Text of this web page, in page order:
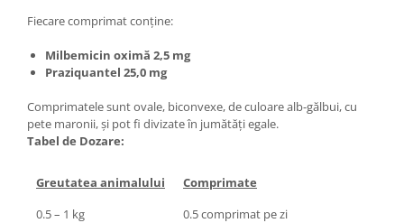
Fiecare comprimat conține:
Milbemicin oximă 2,5 mg
Praziquantel 25,0 mg
Comprimatele sunt ovale, biconvexe, de culoare alb-gălbui, cu
pete maronii, și pot fi divizate în jumătăți egale.
Tabel de Dozare:
Greutatea animalului
Comprimate
0.5 – 1 kg
0.5 comprimat pe zi